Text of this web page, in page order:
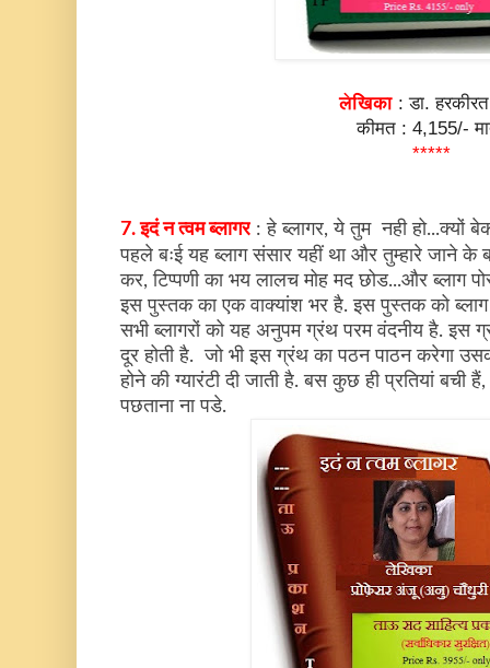
लेखिका : डा. हरकीरत
कीमत : 4,155/-
*****
7. इदं न त्वम ब्लागर : हे ब्लागर, ये तुम नही हो...क्यों
पहले बःई यह ब्लाग संसार यहीं था और तुम्हारे जाने के
कर, टिप्पणी का भय लालच मोह मद छोड...और ब्लाग
इस पुस्तक का एक वाक्यांश भर है. इस पुस्तक को ब्लाग
सभी ब्लागरों को यह अनुपम ग्रंथ परम वंदनीय है. इस
दूर होती है. जो भी इस ग्रंथ का पठन पाठन करेगा
होने की ग्यारंटी दी जाती है. बस कुछ ही प्रतियां
पछताना ना पडे.